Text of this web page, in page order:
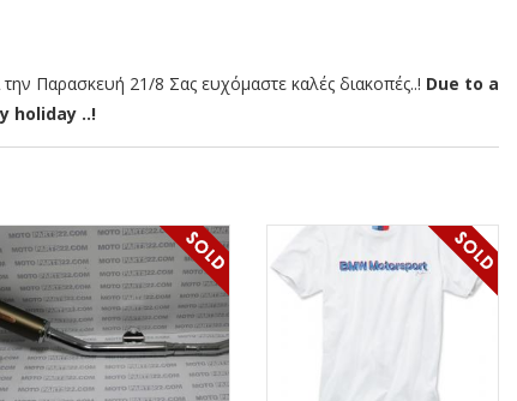
Παρασκευή 21/8 Σας ευχόμαστε καλές διακοπές..! Due to a
holiday ..!